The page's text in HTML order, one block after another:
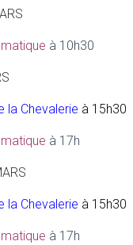
à 10h30
la Chevalerie à 15h30
à 17h
la Chevalerie à 15h30
à 17h